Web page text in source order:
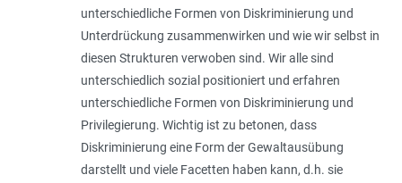
unterschiedliche Formen von Diskriminierung und
Unterdrückung zusammenwirken und wie wir selbst in
diesen Strukturen verwoben sind. Wir alle sind
unterschiedlich sozial positioniert und erfahren
unterschiedliche Formen von Diskriminierung und
Privilegierung. Wichtig ist zu betonen, dass
Diskriminierung eine Form der Gewaltausübung
darstellt und viele Facetten haben kann, d.h. sie